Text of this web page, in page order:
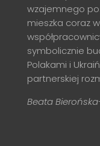
wzajemnego
mieszka coraz
symbolicznie
Polakami i
partnerskiej
Beata